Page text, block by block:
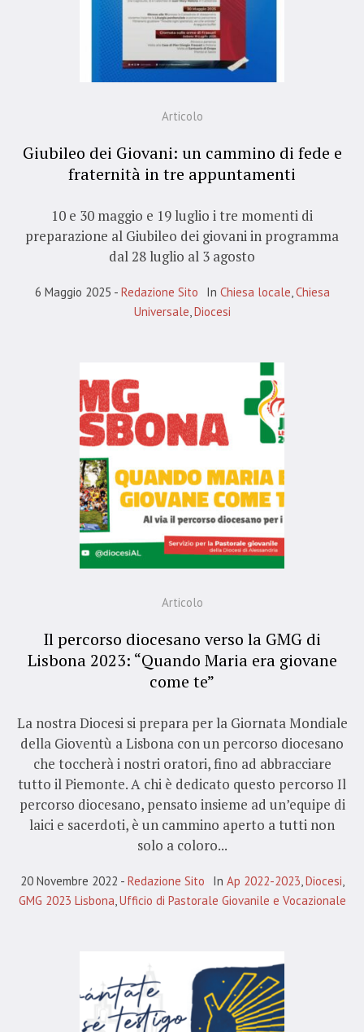
Articolo
Giubileo dei Giovani: un cammino di fede e
fraternità in tre appuntamenti
10 e 30 maggio e 19 luglio i tre momenti di
preparazione al Giubileo dei giovani in programma
dal 28 luglio al 3 agosto
6 Maggio 2025 Redazione Sito In Chiesa locale Chiesa
Universale Diocesi
Articolo
Il percorso diocesano verso la GMG di
Lisbona 2023: “Quando Maria era giovane
come te”
La nostra Diocesi si prepara per la Giornata Mondiale
della Gioventù a Lisbona con un percorso diocesano
che toccherà i nostri oratori, fino ad abbracciare
tutto il Piemonte. A chi è dedicato questo percorso Il
percorso diocesano, pensato insieme ad un’equipe di
laici e sacerdoti, è un cammino aperto a tutti non
solo a coloro...
20 Novembre 2022 Redazione Sito In Ap 2022-2023 Diocesi
GMG 2023 Lisbona Ufficio di Pastorale Giovanile e Vocazionale